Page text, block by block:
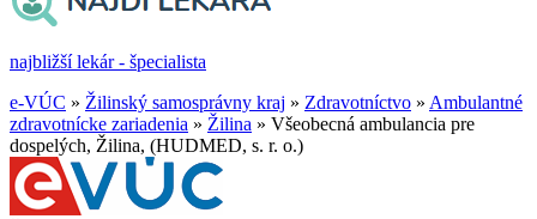
najbližší lekár - špecialista
e-VÚC » Žilinský samosprávny kraj » Zdravotníctvo » Ambulantné
zdravotnícke zariadenia » Žilina » Všeobecná ambulancia pre
dospelých, Žilina, (HUDMED, s. r. o.)